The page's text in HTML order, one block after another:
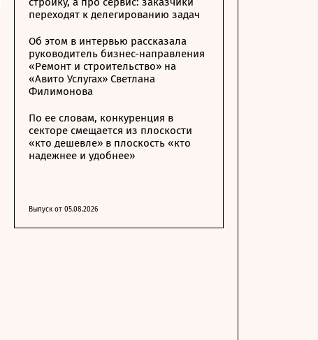
переходят к делегированию задач
Об этом в интервью рассказала
руководитель бизнес-направления
«Ремонт и строительство» на
«Авито Услугах» Светлана
Филимонова
По ее словам, конкуренция в
секторе смещается из плоскости
«кто дешевле» в плоскость «кто
надежнее и удобнее»
Выпуск от 05.08.2026